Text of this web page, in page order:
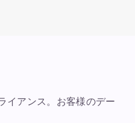
イアンス。お客様のデー